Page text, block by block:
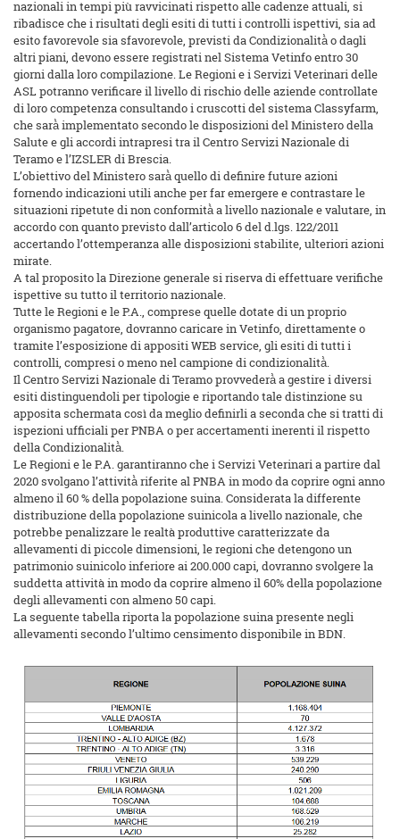
nazionali in tempi più ravvicinati rispetto alle cadenze attuali, si
ribadisce che i risultati degli esiti di tutti i controlli ispettivi, sia ad
esito favorevole sia sfavorevole, previsti da Condizionalità̀ o dagli
altri piani, devono essere registrati nel Sistema Vetinfo entro 30
giorni dalla loro compilazione. Le Regioni e i Servizi Veterinari delle
ASL potranno verificare il livello di rischio delle aziende controllate
di loro competenza consultando i cruscotti del sistema Classyfarm,
che sarà̀ implementato secondo le disposizioni del Ministero della
Salute e gli accordi intrapresi tra il Centro Servizi Nazionale di
Teramo e l’IZSLER di Brescia.
L’obiettivo del Ministero sarà̀ quello di definire future azioni
fornendo indicazioni utili anche per far emergere e contrastare le
situazioni ripetute di non conformità̀ a livello nazionale e valutare, in
accordo con quanto previsto dall’articolo 6 del d.lgs. 122/2011
accertando l’ottemperanza alle disposizioni stabilite, ulteriori azioni
mirate.
A tal proposito la Direzione generale si riserva di effettuare verifiche
ispettive su tutto il territorio nazionale.
Tutte le Regioni e le P.A., comprese quelle dotate di un proprio
organismo pagatore, dovranno caricare in Vetinfo, direttamente o
tramite l’esposizione di appositi WEB service, gli esiti di tutti i
controlli, compresi o meno nel campione di condizionalità̀.
Il Centro Servizi Nazionale di Teramo provvederà̀ a gestire i diversi
esiti distinguendoli per tipologie e riportando tale distinzione su
apposita schermata così da meglio definirli a seconda che si tratti di
ispezioni ufficiali per PNBA o per accertamenti inerenti il rispetto
della Condizionalità̀.
Le Regioni e le P.A. garantiranno che i Servizi Veterinari a partire dal
2020 svolgano l’attività̀ riferite al PNBA in modo da coprire ogni anno
almeno il 60 % della popolazione suina. Considerata la differente
distribuzione della popolazione suinicola a livello nazionale, che
potrebbe penalizzare le realtà produttive caratterizzate da
allevamenti di piccole dimensioni, le regioni che detengono un
patrimonio suinicolo inferiore ai 200.000 capi, dovranno svolgere la
suddetta attività in modo da coprire almeno il 60% della popolazione
degli allevamenti con almeno 50 capi.
La seguente tabella riporta la popolazione suina presente negli
allevamenti secondo l’ultimo censimento disponibile in BDN.